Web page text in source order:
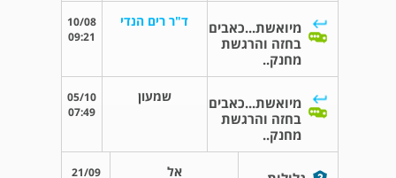
מיואשת...כאבים
בחזה והרגשת
מחנק..
ד"ר רים הנדי
10/08
09:21
מיואשת...כאבים
בחזה והרגשת
מחנק..
שמעון
05/10
07:49
אל
21/09